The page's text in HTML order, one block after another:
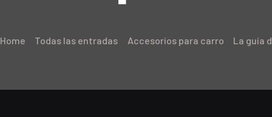
Home Todas las entradas Accesorios para carro La guía